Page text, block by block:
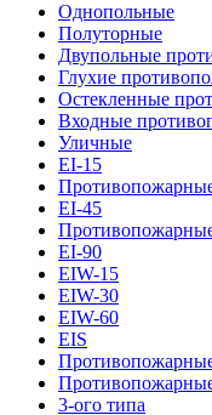
Однопольные
Полуторные
Двупольные
Глухие
Остекленные
Входные
Уличные
EI-15
EI-45
EI-90
EIW-15
EIW-30
EIW-60
EIS
3-ого типа